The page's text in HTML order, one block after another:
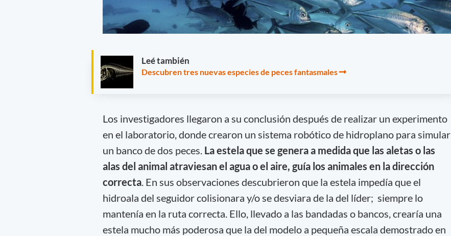
Leé también
Descubren tres nuevas especies de peces fantasmales
Los investigadores llegaron a su conclusión después de realizar un experimento
en el laboratorio, donde crearon un sistema robótico de hidroplano para simular
un banco de dos peces. La estela que se genera a medida que las aletas o las
alas del animal atraviesan el agua o el aire, guía los animales en la dirección
correcta. En sus observaciones descubrieron que la estela impedía que el
hidroala del seguidor colisionara y/o se desviara de la del líder; siempre lo
mantenía en la ruta correcta. Ello, llevado a las bandadas o bancos, crearía una
estela mucho más poderosa que la del modelo a pequeña escala demostrado en